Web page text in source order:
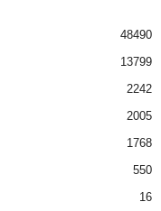
48490
13799
2242
2005
1768
550
16